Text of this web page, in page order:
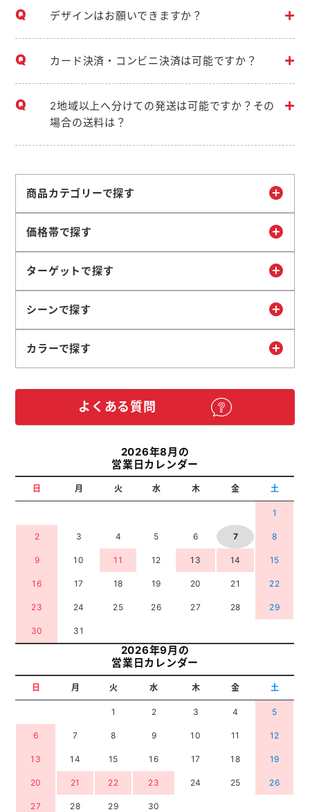
デザインはお願いできますか？
カード決済・コンビニ決済は可能ですか？
2地域以上へ分けての発送は可能ですか？その
場合の送料は？
商品カテゴリーで探す
価格帯で探す
ターゲットで探す
シーンで探す
カラーで探す
よくある質問
2026年8月の
営業日カレンダー
日 月 火 水 木 金 土
1
2 3 4 5 6 7 8
9 10 11 12 13 14 15
16 17 18 19 20 21 22
23 24 25 26 27 28 29
30 31
2026年9月の
営業日カレンダー
日 月 火 水 木 金 土
1 2 3 4 5
6 7 8 9 10 11 12
13 14 15 16 17 18 19
20 21 22 23 24 25 26
27 28 29
30